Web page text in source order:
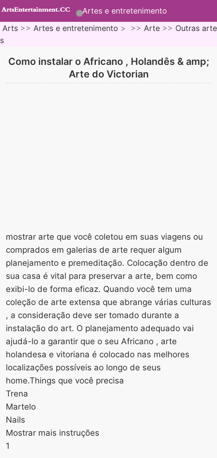
Artes e entretenimento
Arts >> Artes e entretenimento > >> Arte >> Outras arte
s
Como instalar o Africano , Holandês & amp;
Arte do Victorian
mostrar arte que você coletou em suas viagens ou
comprados em galerias de arte requer algum
planejamento e premeditação. Colocação dentro de
sua casa é vital para preservar a arte, bem como
exibi-lo de forma eficaz. Quando você tem uma
coleção de arte extensa que abrange várias culturas
, a consideração deve ser tomado durante a
instalação do art. O planejamento adequado vai
ajudá-lo a garantir que o seu Africano , arte
holandesa e vitoriana é colocado nas melhores
localizações possíveis ao longo de seus
home.Things que você precisa
Trena
Martelo
Nails
Mostrar mais instruções
1